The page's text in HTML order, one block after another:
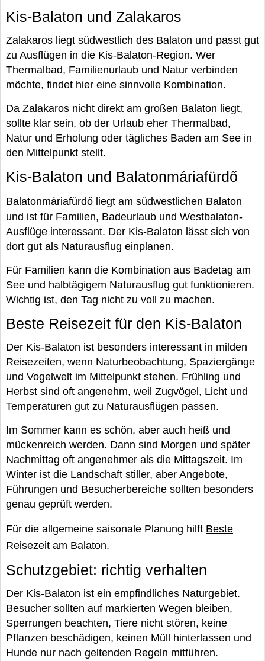
Kis-Balaton und Zalakaros
Zalakaros liegt südwestlich des Balaton und passt gut
zu Ausflügen in die Kis-Balaton-Region. Wer
Thermalbad, Familienurlaub und Natur verbinden
möchte, findet hier eine sinnvolle Kombination.
Da Zalakaros nicht direkt am großen Balaton liegt,
sollte klar sein, ob der Urlaub eher Thermalbad,
Natur und Erholung oder tägliches Baden am See in
den Mittelpunkt stellt.
Kis-Balaton und Balatonmáriafürdő
Balatonmáriafürdő liegt am südwestlichen Balaton
und ist für Familien, Badeurlaub und Westbalaton-
Ausflüge interessant. Der Kis-Balaton lässt sich von
dort gut als Naturausflug einplanen.
Für Familien kann die Kombination aus Badetag am
See und halbtägigem Naturausflug gut funktionieren.
Wichtig ist, den Tag nicht zu voll zu machen.
Beste Reisezeit für den Kis-Balaton
Der Kis-Balaton ist besonders interessant in milden
Reisezeiten, wenn Naturbeobachtung, Spaziergänge
und Vogelwelt im Mittelpunkt stehen. Frühling und
Herbst sind oft angenehm, weil Zugvögel, Licht und
Temperaturen gut zu Naturausflügen passen.
Im Sommer kann es schön, aber auch heiß und
mückenreich werden. Dann sind Morgen und später
Nachmittag oft angenehmer als die Mittagszeit. Im
Winter ist die Landschaft stiller, aber Angebote,
Führungen und Besucherbereiche sollten besonders
genau geprüft werden.
Für die allgemeine saisonale Planung hilft Beste
Reisezeit am Balaton.
Schutzgebiet: richtig verhalten
Der Kis-Balaton ist ein empfindliches Naturgebiet.
Besucher sollten auf markierten Wegen bleiben,
Sperrungen beachten, Tiere nicht stören, keine
Pflanzen beschädigen, keinen Müll hinterlassen und
Hunde nur nach geltenden Regeln mitführen.